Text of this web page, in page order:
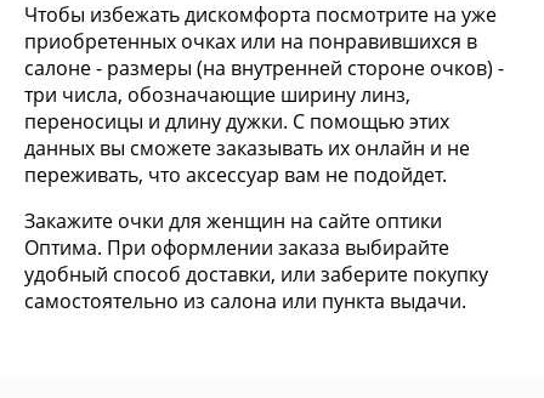
Чтобы избежать дискомфорта посмотрите на уже
приобретенных очках или на понравившихся в
салоне - размеры (на внутренней стороне очков) -
три числа, обозначающие ширину линз,
переносицы и длину дужки. С помощью этих
данных вы сможете заказывать их онлайн и не
переживать, что аксессуар вам не подойдет.
Закажите очки для женщин на сайте оптики
Оптима. При оформлении заказа выбирайте
удобный способ доставки, или заберите покупку
самостоятельно из салона или пункта выдачи.